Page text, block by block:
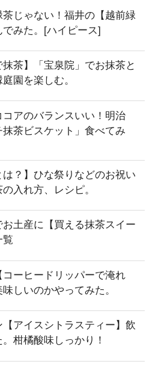
茶じゃない！福井の【越前緑
でみた。[ハイピース]
抹茶】「宝泉院」でお抹茶と
園を楽しむ。
コアのバランスいい！明治
抹茶ビスケット」食べてみ
は？】ひな祭りなどのお祝い
入れ方、レシピ。
お土産に【買える抹茶スイー
覧
コーヒードリッパーで淹れ
しいのかやってみた。
【アイスシトラスティー】飲
柑橘酸味しっかり！